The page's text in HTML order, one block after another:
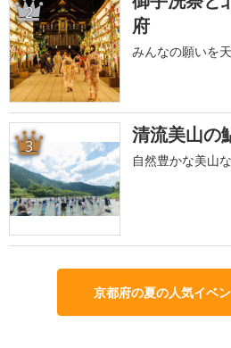
2
府
みんなの願いを
3 清流美山の
自然豊かな美山
京都府の夏の人気イベ